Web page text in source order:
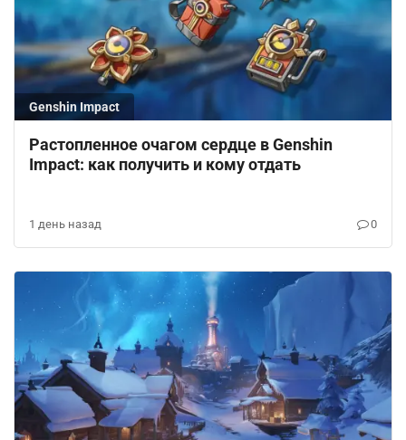
Genshin Impact
Растопленное очагом сердце в Genshin
Impact: как получить и кому отдать
1 день назад 0